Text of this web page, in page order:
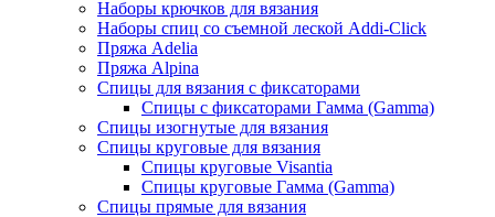
Наборы крючков для вязания
Наборы спиц со съемной леской Addi-Click
Пряжа Adelia
Пряжа Alpina
Спицы для вязания с фиксаторами
Спицы с фиксаторами Гамма (Gamma)
Спицы изогнутые для вязания
Спицы круговые для вязания
Спицы круговые Visantia
Спицы круговые Гамма (Gamma)
Спицы прямые для вязания